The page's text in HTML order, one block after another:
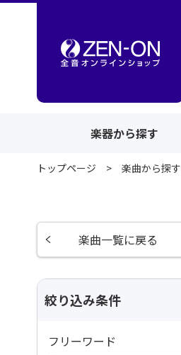
楽器から探す
トップページ 楽曲から探す
楽曲一覧に戻る
絞り込み条件
フリーワード